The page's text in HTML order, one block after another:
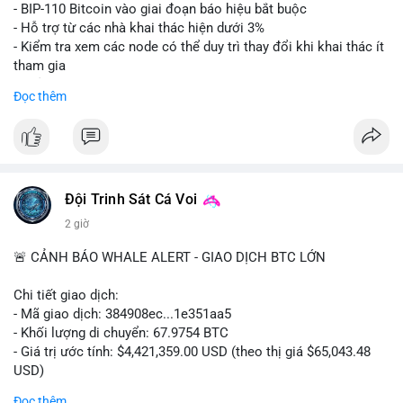
Lời khuyên: Nhà đầu tư nhỏ lẻ nên thận trọng quan sát biến
động thanh khoản trong 24-48 giờ tới. Tránh hành động theo
cảm xúc, hãy chờ xác nhận điểm đến của số BTC này trước khi
điều chỉnh vị thế.
#556btc #36trusd
- BIP-110 Bitcoin vào giai đoạn báo hiệu bắt buộc
- Hỗ trợ từ các nhà khai thác hiện dưới 3%
- Kiểm tra xem các node có thể duy trì thay đổi khi khai thác ít
tham gia
📰 Nguồn: Cointelegraph
Đọc thêm
Đội Trinh Sát Cá Voi
2 giờ
🚨 CẢNH BÁO WHALE ALERT - GIAO DỊCH BTC LỚN
Chi tiết giao dịch:
- Mã giao dịch: 384908ec...1e351aa5
- Khối lượng di chuyển: 67.9754 BTC
- Giá trị ước tính: $4,421,359.00 USD (theo thị giá $65,043.48
USD)